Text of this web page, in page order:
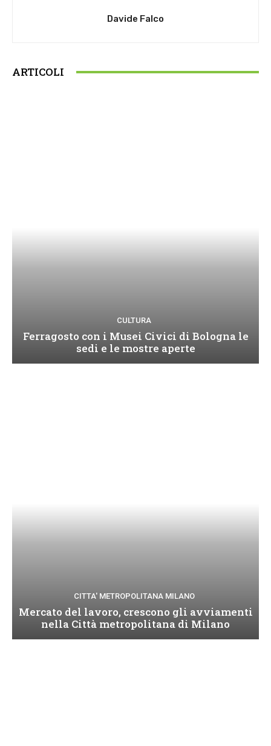
Davide Falco
ARTICOLI
CULTURA
Ferragosto con i Musei Civici di Bologna le
sedi e le mostre aperte
CITTA' METROPOLITANA MILANO
Mercato del lavoro, crescono gli avviamenti
nella Città metropolitana di Milano